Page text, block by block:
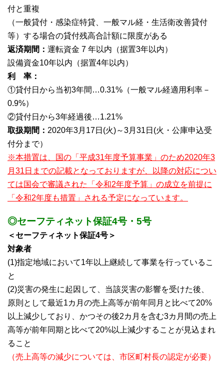
付と重複
（一般貸付・感染症特貸、一般マル経・生活衛改善貸付
等）する場合の貸付残高合計額に限度がある
返済期間： 運転資金 7 年以内（据置3年以内）
設備資金10年以内（据置4年以内）
利 率：
①貸付日から当初3年間…0.31%（一般マル経適用利率－
0.9%）
②貸付日から3年経過後…1.21%
取扱期間： 2020年3月17日(火)～3月31日(火・公庫申込受
付分まで）
※本措置は、国の「平成31年度予算事業」のため2020年3
月31日までの記載となっておりますが、以降の対応につい
ては国会で審議された「令和2年度予算」の成立を前提に
「令和2年度も措置」される予定になっています。
◎セーフティネット保証4号・5号
＜セーフティネット保証4号＞
対象者
(1)指定地域において1年以上継続して事業を行っているこ
と
(2)災害の発生に起因して、当該災害の影響を受けた後、
原則として最近1カ月の売上高等が前年同月と比べて20%
以上減少しており、かつその後2カ月を含む3カ月間の売上
高等が前年同期と比べて20%以上減少することが見込まれ
ること
（売上高等の減少については、市区町村長の認定が必要）